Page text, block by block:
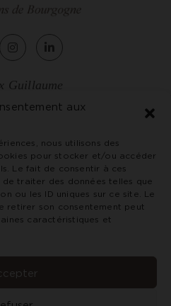
aux
nous utilisons des
pour stocker et/ou accéder
Le fait de consentir à ces
traiter des données telles que
ou les ID uniques sur ce site. Le
retirer son consentement peut
caractéristiques et
Guillaume
Chagny
- France
85 87 07 79
CGV
de vente de boissons
de moins de 18 ans.